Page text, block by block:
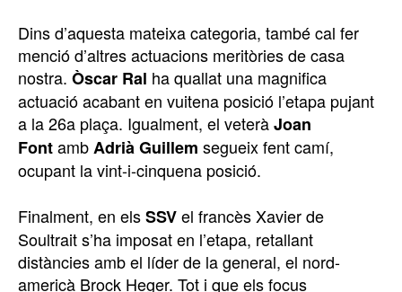
Dins d’aquesta mateixa categoria, també cal fer
menció d’altres actuacions meritòries de casa
nostra. Òscar Ral ha quallat una magnifica
actuació acabant en vuitena posició l’etapa pujant
a la 26a plaça. Igualment, el veteràJoan
FontambAdrià Guillem segueix fent camí,
ocupant la vint-i-cinquena posició.
Finalment, en elsSSVel francès Xavier de
Soultrait s’ha imposat en l’etapa, retallant
distàncies amb el líder de la general, el nord-
americà Brock Heger. Tot i que els focus